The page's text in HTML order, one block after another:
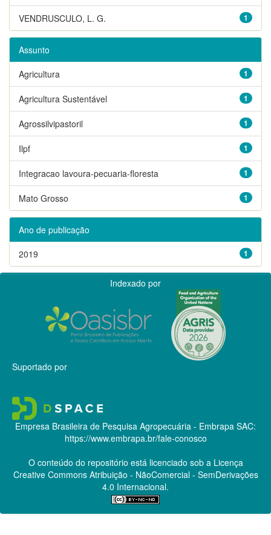
1
VENDRUSCULO, L. G.
Assunto
1
Agricultura
1
Agricultura Sustentável
1
Agrossilvipastoril
1
Ilpf
1
Integracao lavoura-pecuaria-floresta
1
Mato Grosso
Ano de publicação
1
2019
Indexado por
Suportado por
Empresa Brasileira de Pesquisa Agropecuária - Embrapa SAC:
https://www.embrapa.br/fale-conosco
O conteúdo do repositório está licenciado sob a Licença
Creative CommonsAtribuição - NãoComercial - SemDerivações
4.0 Internacional.